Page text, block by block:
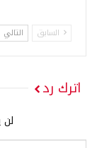
السابق التالي
اترك رد